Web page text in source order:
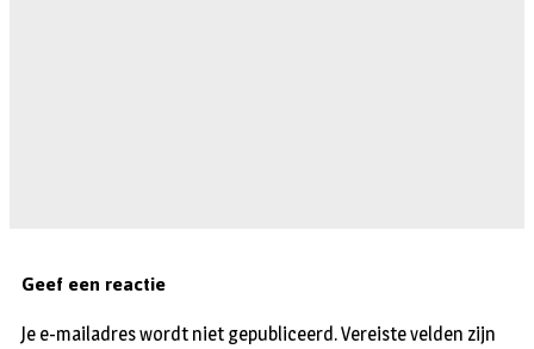
Geef een reactie
Je e-mailadres wordt niet gepubliceerd.Vereiste velden zijn